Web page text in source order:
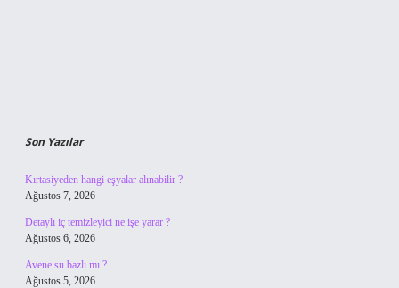
Son Yazılar
Kırtasiyeden hangi eşyalar alınabilir ?
Ağustos 7, 2026
Detaylı iç temizleyici ne işe yarar ?
Ağustos 6, 2026
Avene su bazlı mı ?
Ağustos 5, 2026